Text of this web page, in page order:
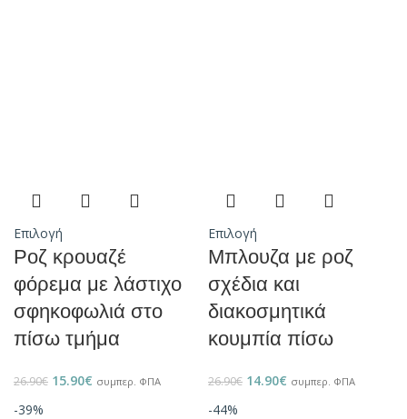
Επιλογή
Ροζ κρουαζέ
φόρεμα με λάστιχο
σφηκοφωλιά στο
πίσω τμήμα
26.90€ 15.90€ συμπερ. ΦΠΑ
Επιλογή
Μπλουζα με ροζ
σχέδια και
διακοσμητικά
κουμπία πίσω
26.90€ 14.90€ συμπερ. ΦΠΑ
-39% -44%